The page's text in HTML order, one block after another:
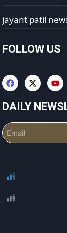
jayant patil news :
FOLLOW US
DAILY